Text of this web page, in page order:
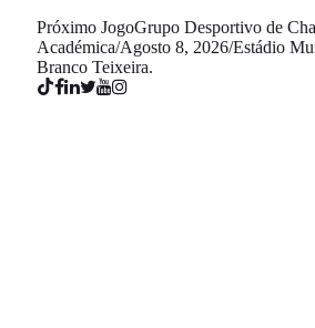
Próximo JogoGrupo Desportivo de
Académica/Agosto 8, 2026/Estádio
Branco Teixeira.